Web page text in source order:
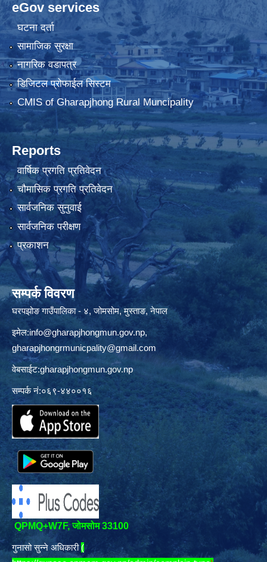
eGov services
घटना दर्ता
सामाजिक सुरक्षा
नागरिक वडापत्र
डिजिटल प्रोफाईल सिस्टम
CMIS of Gharapjhong Rural Muncipality
Reports
वार्षिक प्रगति प्रतिवेदन
चौमासिक प्रगति प्रतिवेदन
सार्वजनिक सुनुवाई
सार्वजनिक परीक्षण
प्रकाशन
सम्पर्क विवरण
घरपझोङ गाउँपालिका - ४, जोमसोम, मुस्ताङ, नेपाल
इमेल:info@gharapjhongmun.gov.np,
gharapjhongrmunicpality@gmail.com
वेबसाईट:gharapjhongmun.gov.np
सम्पर्क नं:०६९-४४००१६
QPMQ+W7F, जोमसोम 33100
गुनासो सुन्ने अधिकारी (